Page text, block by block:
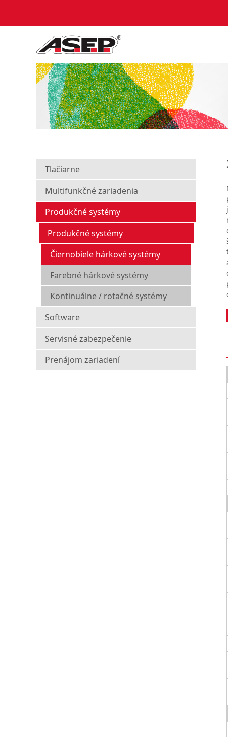
Tlačiarne
Multifunkčné zariadenia
Produkčné systémy
Produkčné systémy
Čiernobiele hárkové systémy
Farebné hárkové systémy
Kontinuálne / rotačné systémy
Software
Servisné zabezpečenie
Prenájom zariadení